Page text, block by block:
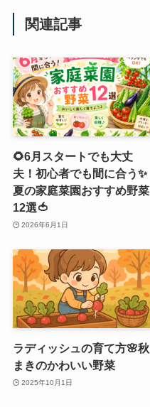
関連記事
🌻6月スタートでも大丈
夫！初心者でも間に合う✨
夏の家庭菜園おすすめ野菜
12選🍅
2026年6月1日
ラディッシュの育て方🌸秋
まきのかわいい野菜
2025年10月1日